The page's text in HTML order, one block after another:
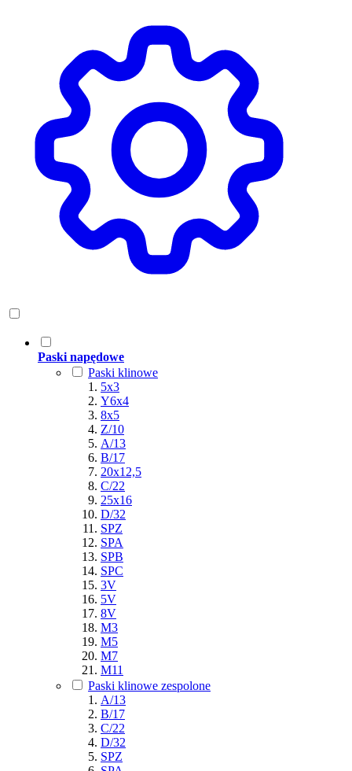
Paski napędowe
Paski klinowe
5x3
Y6x4
8x5
Z/10
A/13
B/17
20x12,5
C/22
25x16
D/32
SPZ
SPA
SPB
SPC
3V
5V
8V
M3
M5
M7
M11
Paski klinowe zespolone
A/13
B/17
C/22
D/32
SPZ